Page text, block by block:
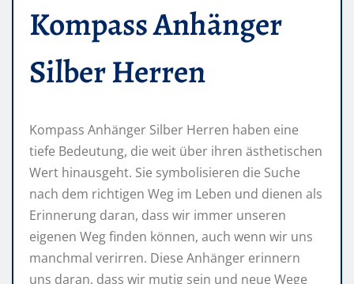
Kompass Anhänger
Silber Herren
Kompass Anhänger Silber Herren haben eine
tiefe Bedeutung, die weit über ihren ästhetischen
Wert hinausgeht. Sie symbolisieren die Suche
nach dem richtigen Weg im Leben und dienen als
Erinnerung daran, dass wir immer unseren
eigenen Weg finden können, auch wenn wir uns
manchmal verirren. Diese Anhänger erinnern
uns daran, dass wir mutig sein und neue Wege